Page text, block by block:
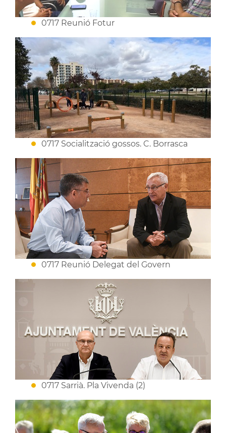
0717 Reunió Fotur
0717 Socialització gossos. C. Borrasca
0717 Reunió Delegat del Govern
0717 Sarrià. Pla Vivenda (2)